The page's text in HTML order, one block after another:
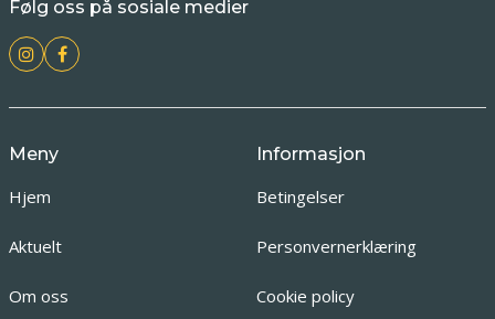
Følg oss på sosiale medier
Meny
Hjem
Aktuelt
Om oss
Informasjon
Betingelser
Personvernerklæring
Cookie policy